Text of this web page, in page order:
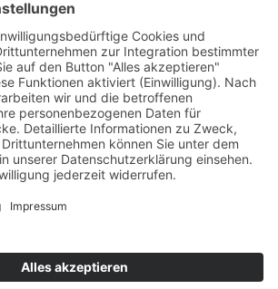
Westenergie: Böddeling übernimmt
Dialog, Infrastruktur und
FC St. Pauli und
erste weltweite Anlage
teilnehmen
mit einheitlichen Kriterien
wichtig. Die Ergebnisse werden
und Auswertung auf